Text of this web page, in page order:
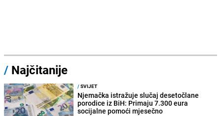
/ Najčitanije
/SVIJET
Njemačka istražuje slučaj desetočlane
porodice iz BiH: Primaju 7.300 eura
socijalne pomoći mjesečno